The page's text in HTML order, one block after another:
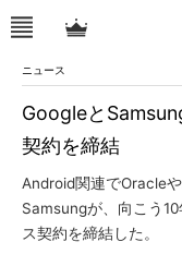
ニュース
Googleと
契約を締結
Android関連でOracle
Samsungが、向こう
ス契約を締結した。